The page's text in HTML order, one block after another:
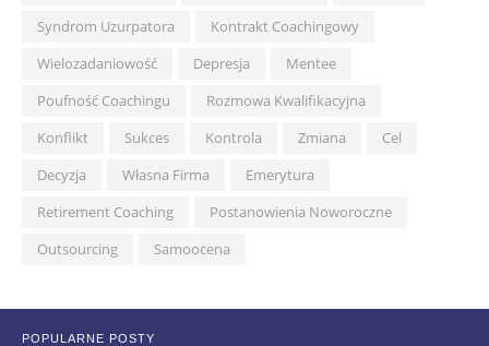
Syndrom Uzurpatora
Kontrakt Coachingowy
Wielozadaniowość
Depresja
Mentee
Poufność Coachingu
Rozmowa Kwalifikacyjna
Konflikt
Sukces Kontrola Zmiana
Cel
Decyzja
Własna Firma
Emerytura
Retirement Coaching
Postanowienia Noworoczne
Outsourcing
Samoocena
POPULARNE POSTY